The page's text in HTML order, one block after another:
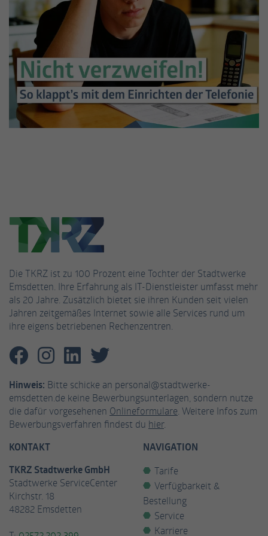
Die TKRZ ist zu 100 Prozent eine Tochter der Stadtwerke
Emsdetten. Ihre Erfahrung als IT-Dienstleister umfasst mehr
als 20 Jahre. Zusätzlich bietet sie ihren Kunden seit vielen
Jahren zeitgemäßes Internet sowie alle Services rund um
ihre eigens betriebenen Rechenzentren.
Hinweis: Bitte schicke an personal@stadtwerke-
emsdetten.de keine Bewerbungsunterlagen, sondern nutze
die dafür vorgesehenen Onlineformulare . Weitere Infos zum
Bewerbungsverfahren findest du hier.
KONTAKT
TKRZ Stadtwerke GmbH
Stadtwerke ServiceCenter
Kirchstr. 18
48282 Emsdetten
NAVIGATION
Tarife
Verfügbarkeit &
Bestellung
Service
Karriere